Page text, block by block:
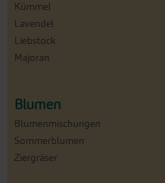
Kümmel
Lavendel
Liebstock
Majoran
Blumen
Blumenmischungen
Sommerblumen
Ziergräser